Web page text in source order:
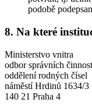
podobě
8. Na které
Ministerstvo vnitra
odbor správních
oddělení rodných čísel
náměstí Hrdinů 1634/3
140 21 Praha 4